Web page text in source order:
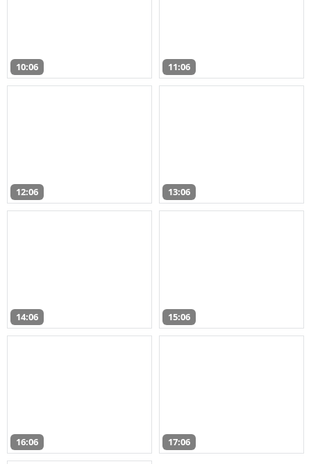
10:06 11:06
12:06 13:06
14:06 15:06
16:06 17:06